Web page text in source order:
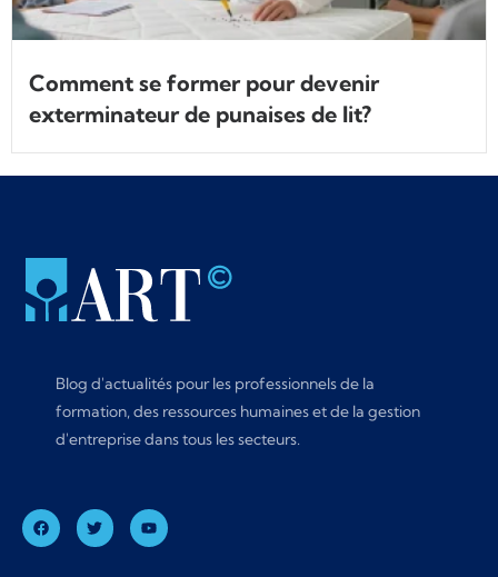
Comment se former pour devenir
exterminateur de punaises de lit?
Blog d'actualités pour les professionnels de la
formation, des ressources humaines et de la gestion
d'entreprise dans tous les secteurs.